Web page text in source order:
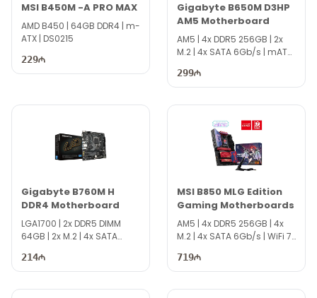
MSI B450M -A PRO MAX
AMD B450 | 64GB DDR4 | m-
ATX | DS0215
229
Gigabyte B650M D3HP
AM5 Motherboard
AM5 | 4x DDR5 256GB | 2x
M.2 | 4x SATA 6Gb/s | mATX
299
Gigabyte B760M H
DDR4 Motherboard
LGA1700 | 2x DDR5 DIMM
64GB | 2x M.2 | 4x SATA
214
MSI B850 MLG Edition
Gaming Motherboards
AM5 | 4x DDR5 256GB | 4x
M.2 | 4x SATA 6Gb/s | WiFi 7 |
719